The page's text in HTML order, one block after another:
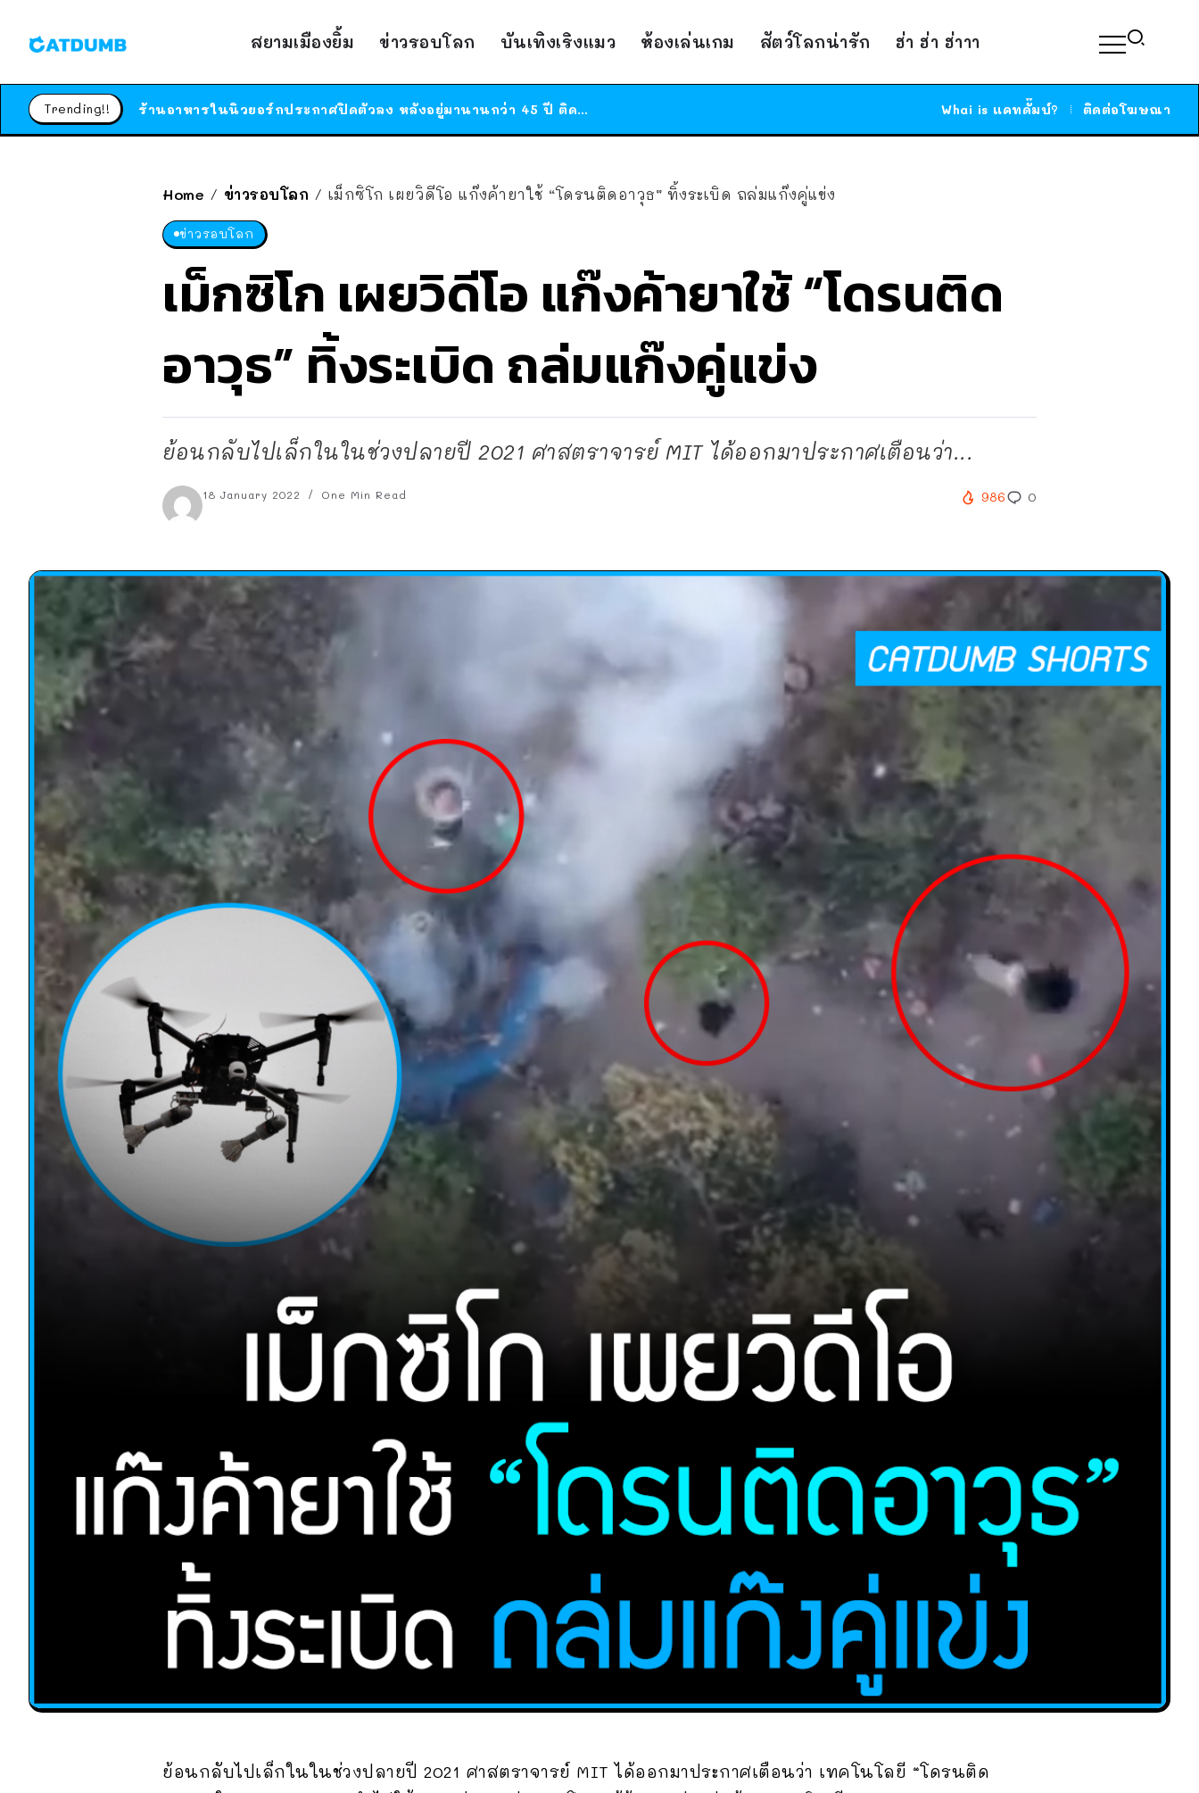
สยามเมืองยิ้ม ข่าวรอบโลก บันเทิงเริงแมว ห้องเล่นเกม สัตว์โลกน่ารัก ฮ่า ฮ่า ฮ่าาา
Trending!!
สาวญี่ปุ่นโดนแมวตัวเองกัด ไม่ได้ไปหาหมอตั้งแต่เนิ่นๆ สุดท้ายขาบวม กลายเป็นโรคเนื้อเน่า เตือนทาสแมวทั้งหลายให้ระวัง
ร้านอาหารในนิวยอร์กประกาศปิดตัวลง หลังอยู่มานานกว่า 45 ปี ติดป้ายขอบคุณลูกค้าทุกคน แถมสูตรทำไวท์ซอสให้แบบจัดเต็ม Whai is แคทดั๊มบ์? ติดต่อโฆษณา
Home / ข่าวรอบโลก / เม็กซิโก เผยวิดีโอ แก๊งค้ายาใช้ “โดรนติดอาวุธ” ทิ้งระเบิด ถล่มแก๊งคู่แข่ง
ข่าวรอบโลก
เม็กซิโก เผยวิดีโอ แก๊งค้ายาใช้ “โดรนติด
อาวุธ” ทิ้งระเบิด ถล่มแก๊งคู่แข่ง
ย้อนกลับไปเล็กในในช่วงปลายปี 2021 ศาสตราจารย์ MIT ได้ออกมาประกาศเตือนว่า...
18 January 2022 One Min Read 986 0
ย้อนกลับไปเล็กในในช่วงปลายปี 2021 ศาสตราจารย์ MIT ได้ออกมาประกาศเตือนว่า เทคโนโลยี “โดรนติด